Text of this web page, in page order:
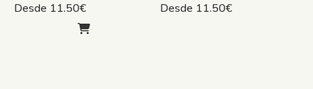
Desde 11.50€
Desde 11.50€